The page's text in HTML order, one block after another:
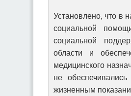
Установлено, что в
социальной
социальной
области и
медицинского
не
жизненным